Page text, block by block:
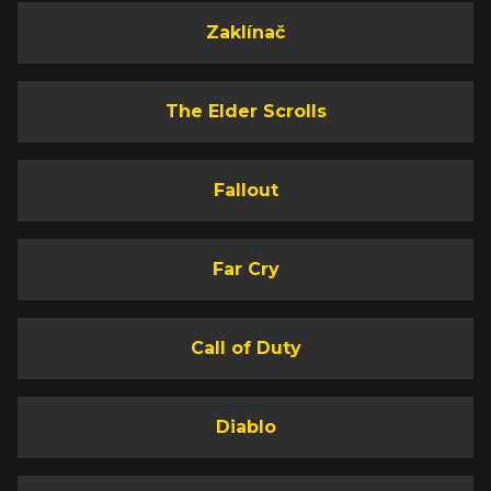
Zaklínač
The Elder Scrolls
Fallout
Far Cry
Call of Duty
Diablo